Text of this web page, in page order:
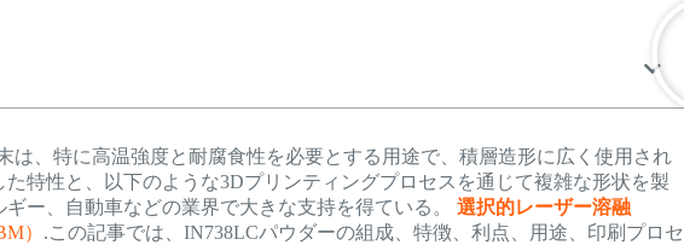
は、特に高温強度と耐腐食性を必要とする用途で、積層造形に広く使用され
特性と、以下のような3Dプリンティングプロセスを通じて複雑な形状を製
ー、自動車などの業界で大きな支持を得ている。選択的レーザー溶融
） .この記事では、IN738LCパウダーの組成、特徴、利点、用途、印刷プロセ